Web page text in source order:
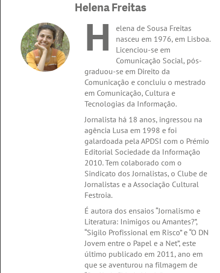
Helena Freitas
H
elena de Sousa Freitas
nasceu em 1976, em Lisboa.
Licenciou-se em
Comunicação Social, pós-
graduou-se em Direito da
Comunicação e concluiu o mestrado
em Comunicação, Cultura e
Tecnologias da Informação.
Jornalista há 18 anos, ingressou na
agência Lusa em 1998 e foi
galardoada pela APDSI com o Prémio
Editorial Sociedade da Informação
2010. Tem colaborado com o
Sindicato dos Jornalistas, o Clube de
Jornalistas e a Associação Cultural
Festroia.
É autora dos ensaios “Jornalismo e
Literatura: Inimigos ou Amantes?”,
“Sigilo Profissional em Risco” e “O DN
Jovem entre o Papel e a Net”, este
último publicado em 2011, ano em
que se aventurou na filmagem de